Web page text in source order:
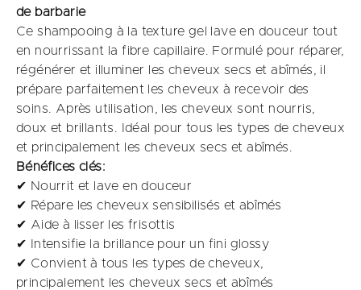
de barbarie
Ce shampooing à la texture gel lave en douceur tout
en nourrissant la fibre capillaire. Formulé pour réparer,
régénérer et illuminer les cheveux secs et abîmés, il
prépare parfaitement les cheveux à recevoir des
soins. Après utilisation, les cheveux sont nourris,
doux et brillants. Idéal pour tous les types de cheveux
et principalement les cheveux secs et abîmés.
Bénéfices clés:
✔ Nourrit et lave en douceur
✔ Répare les cheveux sensibilisés et abîmés
✔ Aide à lisser les frisottis
✔ Intensifie la brillance pour un fini glossy
✔ Convient à tous les types de cheveux,
principalement les cheveux secs et abîmés